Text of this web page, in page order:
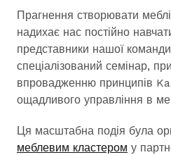
Прагнення створювати меблі
надихає нас постійно
представники нашої команди
спеціалізований семінар,
впровадженню принципів
ощадливого управління в
Ця масштабна подія була
меблевим кластером у